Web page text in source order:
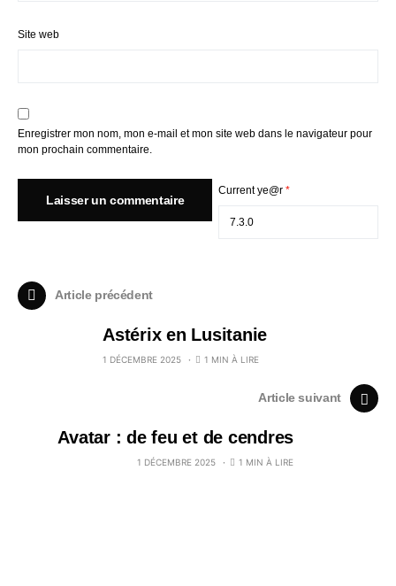
Site web
Enregistrer mon nom, mon e-mail et mon site web dans le navigateur pour
mon prochain commentaire.
Current ye@r *
Article précédent
Astérix en Lusitanie
1 DÉCEMBRE 2025 1 MIN À LIRE
Article suivant
Avatar : de feu et de cendres
1 DÉCEMBRE 2025 1 MIN À LIRE